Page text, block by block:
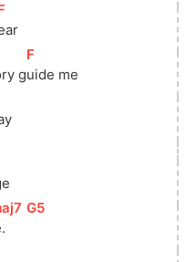
g
[F
uide me
]
[
G5